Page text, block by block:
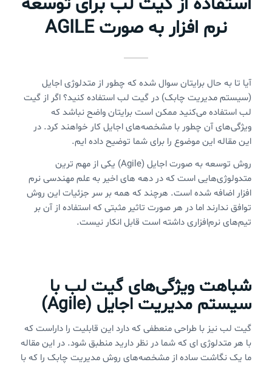
نرم افزار به صورت AGILE
آیا تا به حال برایتان سوال شده که چطور از متدلوژی اجایل
(سیستم مدیریت چابک) در گیت لب استفاده کنید؟ اگر از گیت
لب استفاده می‌کنید ممکن است برایتان واضح نباشد که
ویژگی‌های آن چطور با مشخصه‌های اجایل کار خواهند کرد. در
این مقاله این موضوع را برای شما توضیح داده ایم.
روش توسعه به صورت اجایل (Agile) یکی از مهم ترین
متدولوژی‌هایی است که در دهه های اخیر به علم مهندسی نرم
افزار اضافه شده است. هرچند که همه بر سر جزئیات این روش
توافق ندارند اما در هر صورت تاثیر مثبتی که استفاده از آن بر
تیم‌های نرم‌افزاری داشته است قابل انکار نیست.
شباهت ویژگی‌های گیت لب با
سیستم مدیریت اجایل (Agile)
گیت لب نیز با طراحی منعطفی که دارد این قابلیت را داراست که
با هر متدلوژی ای که شما در نظر دارید منطبق شود. در این مقاله
ما یک نگاشت ساده از مشخصه‌های روش مدیریت چابک را که با